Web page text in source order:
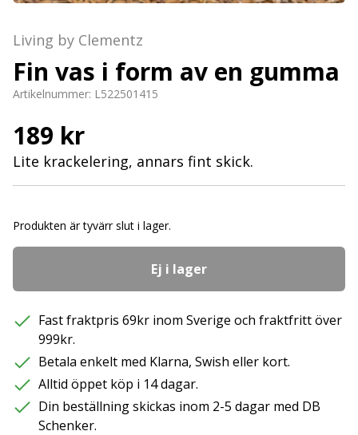
Living by Clementz
Fin vas i form av en gumma
Artikelnummer: L522501415
189 kr
Lite krackelering, annars fint skick.
Produkten är tyvärr slut i lager.
Ej i lager
Fast fraktpris 69kr inom Sverige och fraktfritt över
999kr.
Betala enkelt med Klarna, Swish eller kort.
Alltid öppet köp i 14 dagar.
Din beställning skickas inom 2-5 dagar med DB
Schenker.